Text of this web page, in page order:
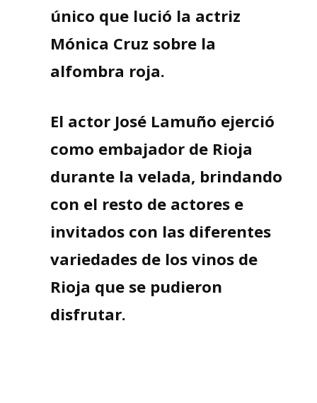
único que lució la actriz
Mónica Cruz sobre la
alfombra roja.
El actor José Lamuño ejerció
como embajador de Rioja
durante la velada, brindando
con el resto de actores e
invitados con las diferentes
variedades de los vinos de
Rioja que se pudieron
disfrutar.